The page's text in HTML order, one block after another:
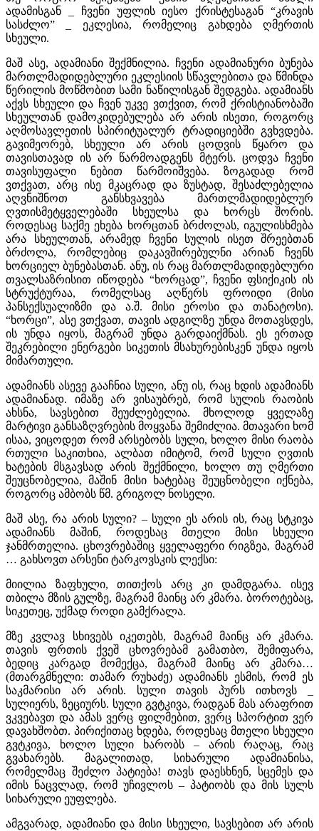
ადამისგან _ ჩვენი უფლის იესო ქრისტესაგან “კრავის
სასძლო” _ ეკლესია, რომელიც გახდება ღმერთის
სხეული.
მაშ ასე, ადამიანი შექმნილია. ჩვენი ადამიანური ბუნება
მართლმადიდებლური ეკლესიის სწავლებითა და წმინდა
წერილის მოწმობით სამი ნაწილისგან შედგება. ადამიანს
აქვს სხეული და ჩვენ უკვე ვთქვით, რომ ქრისტიანობაში
სხეულთან დამოკიდებულება არ არის ისეთი, როგორც
აღმოსავლეთის სპირიტუალურ ტრადიციებში გვხვდება.
გავიმეორებ, სხეული არ არის ცოდვის წყარო და
თავისთავად ის არ წარმოადგენს მტერს. ცოდვა ჩვენი
თავისუფალი ნებით წარმოიშვება. ზოგადად რომ
ვთქვათ, არც ისე მკაცრად და ზუსტად, შესაძლებელია
აღვნიშნოთ განსხვავება მართლმადიდებლურ
ღვთისმეტყველებაში სხეულსა და ხორცს შორის.
როდესაც საქმე ეხება ხორცთან ბრძოლას, იგულისხმება
არა სხეულთან, არამედ ჩვენი სულის ისეთ შრეებთან
ბრძოლა, რომლებიც დაკავშირებულნი არიან ჩვენს
ხორციელ ბუნებასთან. ანუ, ის რაც მართლმადიდებლური
თვალსაზრისით იწოდება “ხორცად”, ჩვენი ფსიქიკის ის
სტრუქტურაა, რომელსაც აღწერს ფროიდი (მისი
პანსექსუალიზმი და ა.შ. მისი ეროსი და თანატოსი).
“ხორცი”, ასე ვთქვათ, თავის ადგილზე უნდა მოთავსდეს,
ის უნდა იყოს, მაგრამ უნდა გარდაიქმნას. ეს ერთად
შეკრებილი ენერგები სიკეთის მსახურებისკენ უნდა იყოს
მიმართული.
ადამიანს ასევე გააჩნია სული, ანუ ის, რაც ხდის ადამიანს
ადამიანად. იმაზე არ ვისაუბრებ, რომ სულის რაობის
ახსნა, სავსებით შეუძლებელია. მხოლოდ ყველაზე
მარტივი განსაზღვრების მოყვანა შემიძლია. მთავარი ხომ
ისაა, ვიცოდეთ რომ არსებობს სული, ხოლო მისი რაობა
რთული საკითხია, ალბათ იმიტომ, რომ სული ღვთის
ხატების მსგავსად არის შექმნილი, ხოლო თუ ღმერთი
შეუცნობელია, მაშინ მისი ხატებაც შეუცნობელი იქნება,
როგორც ამბობს წმ. გრიგოლ ნოსელი.
მაშ ასე, რა არის სული? – სული ეს არის ის, რაც სტკივა
ადამიანს მაშინ, როდესაც მთელი მისი სხეული
ჯანმრთელია. ცხოვრებაშიც ყველაფერი რიგზეა, მაგრამ
… გახსოვთ არსენი ტარკოვსკის ლექსი:
მიილია ზაფხული, თითქოს არც კი დამდგარა. ისევ
თბილა მზის გულზე, მაგრამ მაინც არ კმარა. ბოროტებაც,
სიკეთეც, უქმად როდი გამქრალა.
მზე კვლავ სხივებს იკეთებს, მაგრამ მაინც არ კმარა.
თავის ფრთის ქვეშ ცხოვრებამ გამათბო, შემიფარა,
ბედიც კარგად მომექცა, მაგრამ მაინც არ კმარა…
(მთარგმნელი: თამარ რუხაძე) ადამიანს ესმის, რომ ეს
საკმარისი არ არის. სული თავის პურს ითხოვს _
სულიერს, ზეციურს. სული გვტკივა, რადგან მას არაფრით
ვკვებავთ და ამას ვერც ფილმებით, ვერც სპორტით ვერ
დავახშობთ. პირიქითაც ხდება, როდესაც მთელი სხეული
გვტკივა, ხოლო სული ხარობს – არის რაღაც, რაც
გვახარებს. მაგალითად, სიხარული ადამიანისა,
რომელმაც შეძლო პატიება! თავს დაესხნენ, სცემეს და
იმის ნაცვლად, რომ უჩივლოს – პატიობს და მის სულს
სიხარული ეუფლება.
ამგვარად, ადამიანი და მისი სხეული, სავსებით არ არის